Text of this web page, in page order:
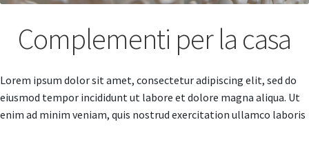
Complementi per la casa
Lorem ipsum dolor sit amet, consectetur adipiscing elit, sed do
eiusmod tempor incididunt ut labore et dolore magna aliqua. Ut
enim ad minim veniam, quis nostrud exercitation ullamco laboris